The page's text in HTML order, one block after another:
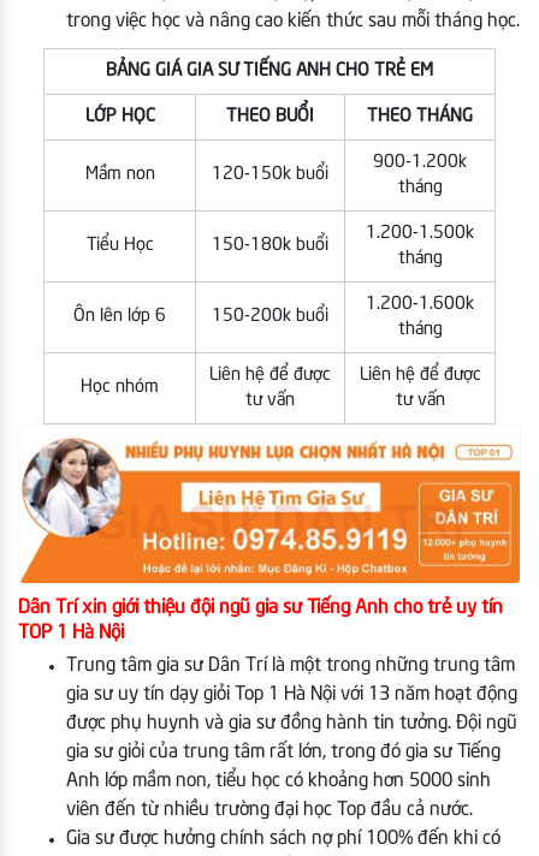
trong việc học và nâng cao kiến thức sau mỗi tháng học.
BẢNG GIÁ GIA SƯ TIẾNG ANH CHO TRẺ EM
LỚP HỌC THEO BUỔI THEO THÁNG
Mầm non 120-150k buổi
900-1.200k
tháng
Tiểu Học 150-180k buổi
1.200-1.500k
tháng
Ôn lên lớp 6 150-200k buổi
1.200-1.600k
tháng
Học nhóm
Liên hệ để được
tư vấn
Liên hệ để được
tư vấn
Dân Trí xin giới thiệu đội ngũ gia sư Tiếng Anh cho trẻ uy tín
TOP 1 Hà Nội
Trung tâm gia sư Dân Trí là một trong những trung tâm
gia sư uy tín dạy giỏi Top 1 Hà Nội với 13 năm hoạt động
được phụ huynh và gia sư đồng hành tin tưởng. Đội ngũ
gia sư giỏi của trung tâm rất lớn, trong đó gia sư Tiếng
Anh lớp mầm non, tiểu học có khoảng hơn 5000 sinh
viên đến từ nhiều trường đại học Top đầu cả nước.
Gia sư được hưởng chính sách nợ phí 100% đến khi có